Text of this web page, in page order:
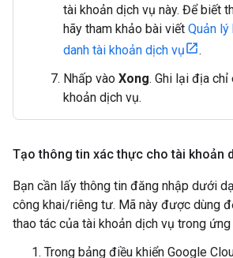
tài khoản dịch vụ này. Để biết
hãy tham khảo bài viết Quản
danh tài khoản dịch vụ
.
Nhấp vào Xong. Ghi lại địa
khoản dịch vụ.
Tạo thông tin xác thực cho tài khoản
Bạn cần lấy thông tin đăng nhập dưới
công khai/riêng tư. Mã này được dùng
thao tác của tài khoản dịch vụ trong
Trong bảng điều khiển Google